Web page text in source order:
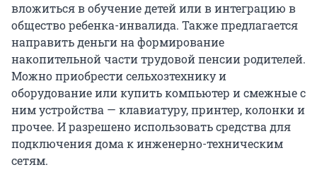
вложиться в обучение детей или в интеграцию в
общество ребенка-инвалида. Также предлагается
направить деньги на формирование
накопительной части трудовой пенсии родителей.
Можно приобрести сельхозтехнику и
оборудование или купить компьютер и смежные с
ним устройства — клавиатуру, принтер, колонки и
прочее. И разрешено использовать средства для
подключения дома к инженерно-техническим
сетям.